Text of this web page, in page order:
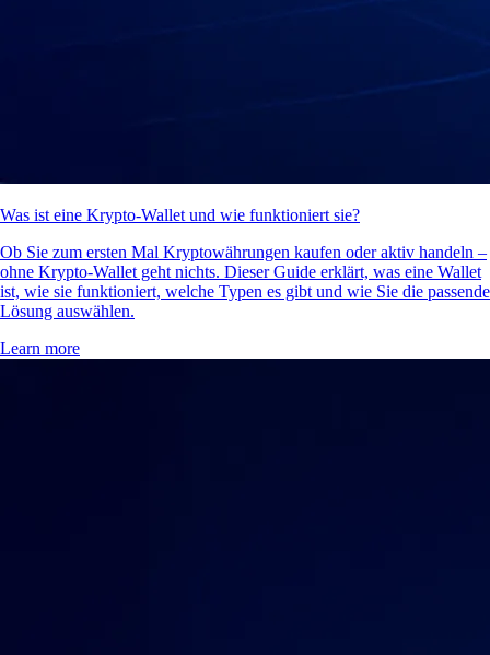
Was ist eine Krypto-Wallet und wie funktioniert sie?
Ob Sie zum ersten Mal Kryptowährungen kaufen oder aktiv handeln –
ohne Krypto-Wallet geht nichts. Dieser Guide erklärt, was eine Wallet
ist, wie sie funktioniert, welche Typen es gibt und wie Sie die passende
Lösung auswählen.
Learn more